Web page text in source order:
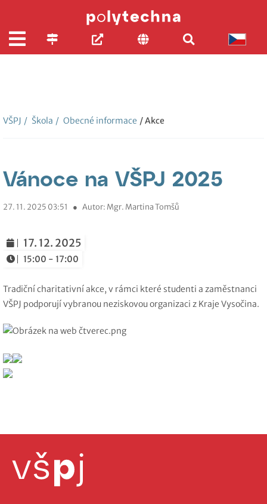
VŠPJ / Škola / Obecné informace / Akce
Vánoce na VŠPJ 2025
27. 11. 2025 03:51 ● Autor: Mgr. Martina Tomšů
17. 12. 2025
15:00 - 17:00
Tradiční charitativní akce, v rámci které studenti a zaměstnanci
VŠPJ podporují vybranou neziskovou organizaci z Kraje Vysočina.